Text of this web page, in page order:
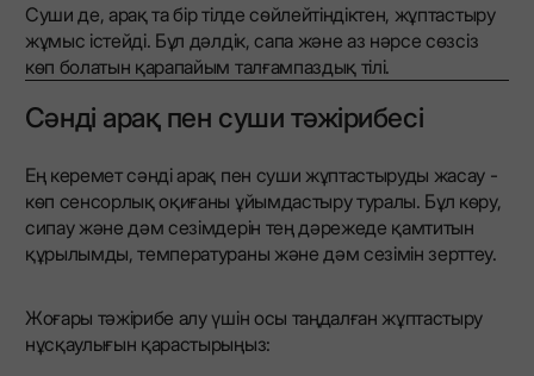
Суши де, арақ та бір тілде сөйлейтіндіктен, жұптастыру
жұмыс істейді. Бұл дәлдік, сапа және аз нәрсе сөзсіз
көп болатын қарапайым талғампаздық тілі.
Сәнді арақ пен суши тәжірибесі
Ең керемет сәнді арақ пен суши жұптастыруды жасау -
көп сенсорлық оқиғаны ұйымдастыру туралы. Бұл көру,
сипау және дәм сезімдерін тең дәрежеде қамтитын
құрылымды, температураны және дәм сезімін зерттеу.
Жоғары тәжірибе алу үшін осы таңдалған жұптастыру
нұсқаулығын қарастырыңыз: